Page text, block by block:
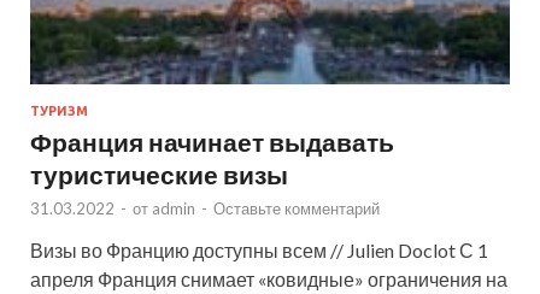
ТУРИЗМ
Франция начинает выдавать
туристические визы
31.03.2022 - от admin - Оставьте комментарий
Визы во Францию доступны всем // Julien Doclot С 1
апреля Франция снимает «ковидные» ограничения на